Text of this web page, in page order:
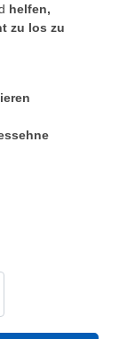
helfen,
zu los zu